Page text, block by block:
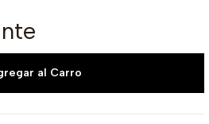
al Carro